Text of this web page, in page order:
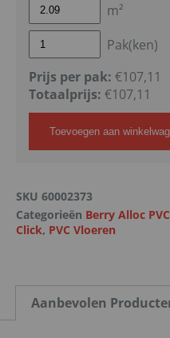
m²
Pak(ken)
Prijs per pak: €107,11
Totaalprijs: €107,11
Toevoegen aan
SKU 60002373
Categorieën Berry Alloc PVC
Click, PVC Vloeren
Aanbevolen